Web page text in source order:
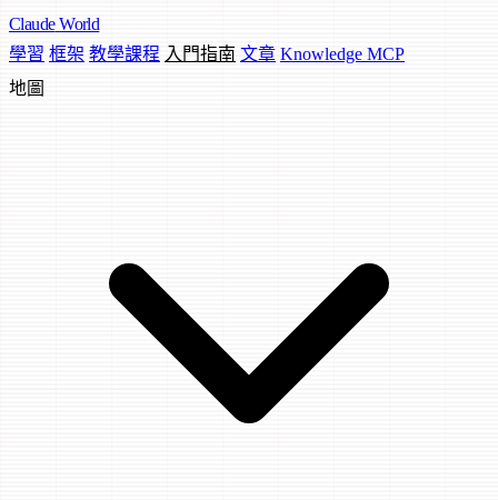
Claude World
學習 框架 教學課程 入門指南 文章 Knowledge MCP
地圖